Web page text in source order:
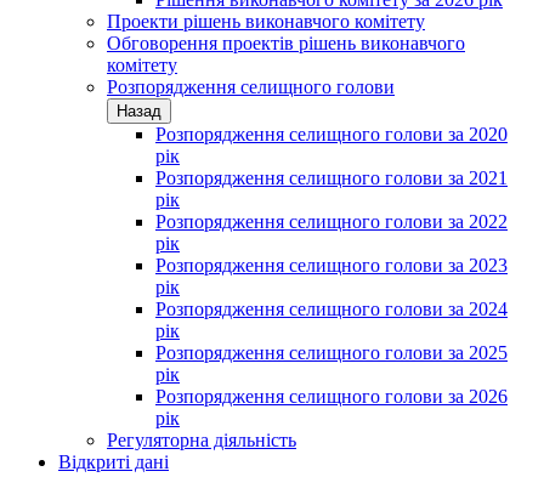
Проекти рішень виконавчого комітету
Обговорення проектів рішень виконавчого
комітету
Розпорядження селищного голови
Назад
Розпорядження селищного голови за 2020
рік
Розпорядження селищного голови за 2021
рік
Розпорядження селищного голови за 2022
рік
Розпорядження селищного голови за 2023
рік
Розпорядження селищного голови за 2024
рік
Розпорядження селищного голови за 2025
рік
Розпорядження селищного голови за 2026
рік
Регуляторна діяльність
Відкриті дані